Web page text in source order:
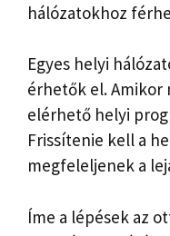
hálózatokhoz
Egyes helyi
érhetők el. Amikor
elérhető helyi
Frissítenie kell a
megfeleljenek a
Íme a lépések az